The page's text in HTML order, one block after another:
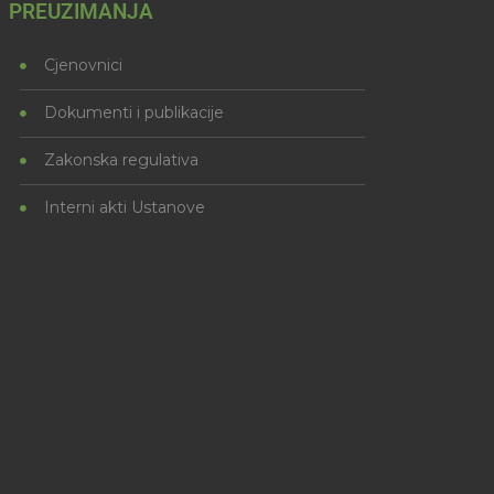
PREUZIMANJA
Cjenovnici
Dokumenti i publikacije
Zakonska regulativa
Interni akti Ustanove